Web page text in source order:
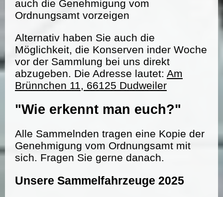
auch die Genehmigung vom
Ordnungsamt vorzeigen
Alternativ haben Sie auch die
Möglichkeit, die Konserven inder Woche
vor der Sammlung bei uns direkt
abzugeben. Die Adresse lautet: Am
Brünnchen 11, 66125 Dudweiler
"Wie erkennt man euch?"
Alle Sammelnden tragen eine Kopie der
Genehmigung vom Ordnungsamt mit
sich. Fragen Sie gerne danach.
Unsere Sammelfahrzeuge 2025